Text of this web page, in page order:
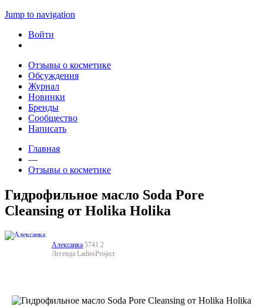
Jump to navigation
Войти
Отзывы о косметике
Обсуждения
Журнал
Новинки
Бренды
Сообщество
Написать
Главная
—
Отзывы о косметике
Гидрофильное масло Soda Pore
Cleansing от Holika Holika
Алексанка 5741.2
Легенда LadiesProject